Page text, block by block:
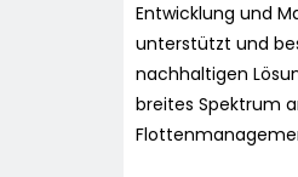
Entwicklung und
unterstützt und
nachhaltigen
breites Spektrum